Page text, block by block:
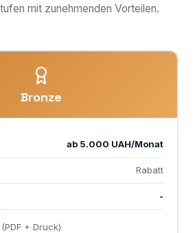
mit zunehmenden Vorteilen.
Bronze
ab 5.000 UAH/Monat
Rabatt
-
+ Druck)